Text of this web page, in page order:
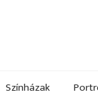
Színházak